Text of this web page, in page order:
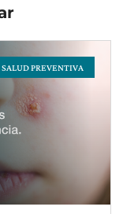
SALUD PREVENTIVA